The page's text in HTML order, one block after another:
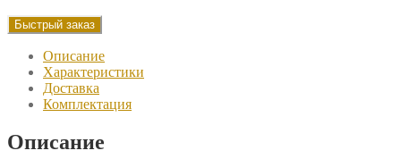
Быстрый заказ
Описание
Характеристики
Доставка
Комплектация
Описание